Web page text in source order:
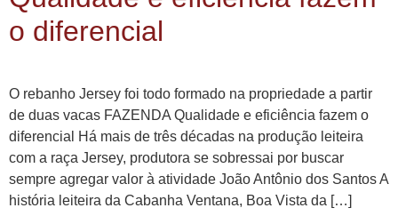
o diferencial
O rebanho Jersey foi todo formado na propriedade a partir
de duas vacas FAZENDA Qualidade e eficiência fazem o
diferencial Há mais de três décadas na produção leiteira
com a raça Jersey, produtora se sobressai por buscar
sempre agregar valor à atividade João Antônio dos Santos A
história leiteira da Cabanha Ventana, Boa Vista da […]